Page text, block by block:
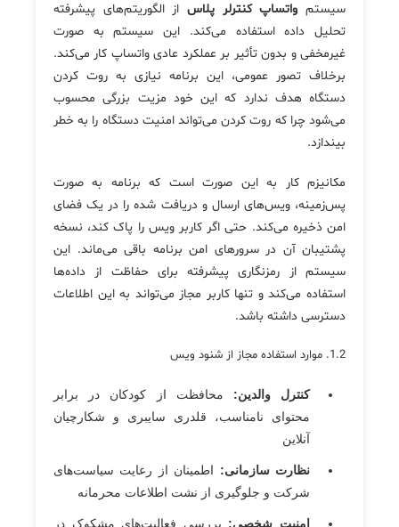
سیستم واتساپ کنترلر پلاس از الگوریتم‌های پیشرفته
تحلیل داده استفاده می‌کند. این سیستم به صورت
غیرمخفی و بدون تأثیر بر عملکرد عادی واتساپ کار می‌کند.
برخلاف تصور عمومی، این برنامه نیازی به روت کردن
دستگاه هدف ندارد که این خود مزیت بزرگی محسوب
می‌شود چرا که روت کردن می‌تواند امنیت دستگاه را به خطر
بیندازد.
مکانیزم کار به این صورت است که برنامه به صورت
پس‌زمینه، ویس‌های ارسال و دریافت شده را در یک فضای
امن ذخیره می‌کند. حتی اگر کاربر ویس را پاک کند، نسخه
پشتیبان آن در سرورهای امن برنامه باقی می‌ماند. این
سیستم از رمزنگاری پیشرفته برای حفاظت از داده‌ها
استفاده می‌کند و تنها کاربر مجاز می‌تواند به این اطلاعات
دسترسی داشته باشد.
1.2. موارد استفاده مجاز از شنود ویس
کنترل والدین: محافظت از کودکان در برابر
محتوای نامناسب، قلدری سایبری و شکارچیان
آنلاین
نظارت سازمانی: اطمینان از رعایت سیاست‌های
شرکت و جلوگیری از نشت اطلاعات محرمانه
امنیت شخصی: بررسی فعالیت‌های مشکوک در